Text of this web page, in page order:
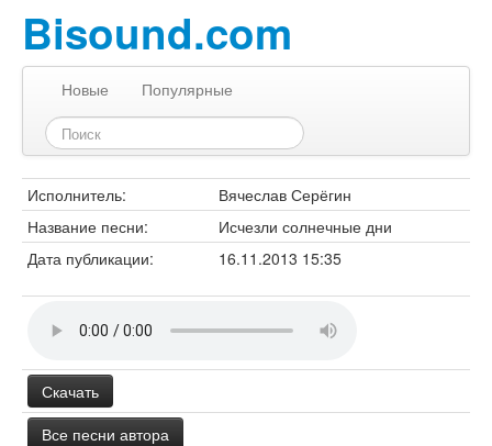
Bisound.com
Новые Популярные
Исполнитель:
Вячеслав Серёгин
Название песни:
Исчезли солнечные дни
Дата публикации:
16.11.2013 15:35
Скачать
Все песни автора